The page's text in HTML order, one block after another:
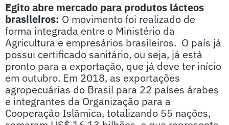
Egito abre mercado para produtos lácteos
brasileiros: O movimento foi realizado de
forma integrada entre o Ministério da
Agricultura e empresários brasileiros. O país já
possui certificado sanitário, ou seja, já está
pronto para a exportação, que já deve ter início
em outubro. Em 2018, as exportações
agropecuárias do Brasil para 22 países árabes
e integrantes da Organização para a
Cooperação Islâmica, totalizando 55 nações,